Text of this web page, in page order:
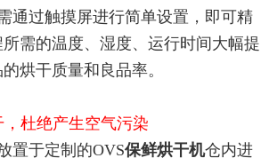
通过触摸屏进行简单设置，即可精
需的温度、湿度、运行时间大幅提
烘干质量和良品率。
杜绝产生空气污染
置于定制的OVS保鲜烘干机仓内进